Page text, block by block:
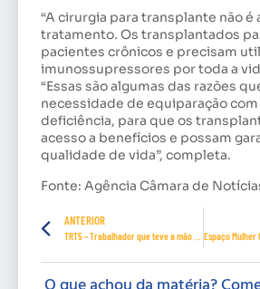
“A cirurgia para transplante não é
tratamento. Os transplantados
pacientes crônicos e precisam
imunossupressores por toda a
“Essas são algumas das razões
necessidade de equiparação
deficiência, para que os
acesso a benefícios e possam
qualidade de vida”, completa.
Fonte: Agência Câmara de
ANTERIOR
O que achou da matéria?